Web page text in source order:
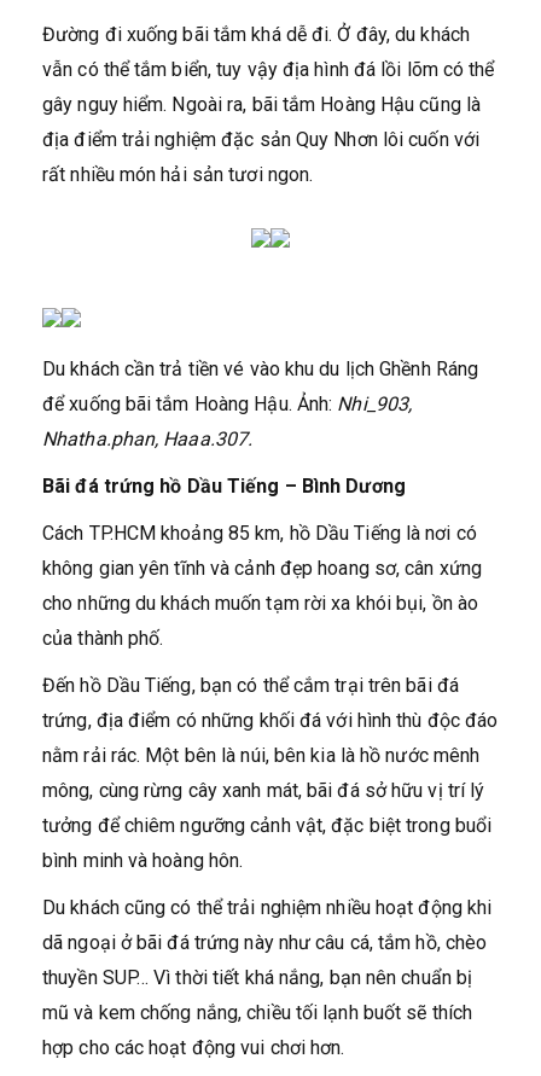
Đường đi xuống bãi tắm khá dễ đi. Ở đây, du khách
vẫn có thể tắm biển, tuy vậy địa hình đá lồi lõm có thể
gây nguy hiểm. Ngoài ra, bãi tắm Hoàng Hậu cũng là
địa điểm trải nghiệm đặc sản Quy Nhơn lôi cuốn với
rất nhiều món hải sản tươi ngon.
Du khách cần trả tiền vé vào khu du lịch Ghềnh Ráng
để xuống bãi tắm Hoàng Hậu. Ảnh: Nhi_903,
Nhatha.phan, Haaa.307.
Bãi đá trứng hồ Dầu Tiếng – Bình Dương
Cách TP.HCM khoảng 85 km, hồ Dầu Tiếng là nơi có
không gian yên tĩnh và cảnh đẹp hoang sơ, cân xứng
cho những du khách muốn tạm rời xa khói bụi, ồn ào
của thành phố.
Đến hồ Dầu Tiếng, bạn có thể cắm trại trên bãi đá
trứng, địa điểm có những khối đá với hình thù độc đáo
nằm rải rác. Một bên là núi, bên kia là hồ nước mênh
mông, cùng rừng cây xanh mát, bãi đá sở hữu vị trí lý
tưởng để chiêm ngưỡng cảnh vật, đặc biệt trong buổi
bình minh và hoàng hôn.
Du khách cũng có thể trải nghiệm nhiều hoạt động khi
dã ngoại ở bãi đá trứng này như câu cá, tắm hồ, chèo
thuyền SUP… Vì thời tiết khá nắng, bạn nên chuẩn bị
mũ và kem chống nắng, chiều tối lạnh buốt sẽ thích
hợp cho các hoạt động vui chơi hơn.